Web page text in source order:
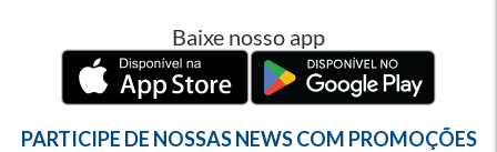
Baixe nosso app
PARTICIPE DE NOSSAS NEWS COM PROMOÇÕES